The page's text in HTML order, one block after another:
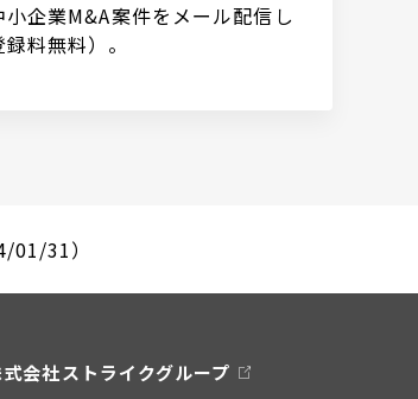
企業M&A案件をメール配信し
料無料）。
01/31）
会社ストライクグループ